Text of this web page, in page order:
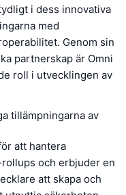
i dess innovativa
med
Genom sin
partnerskap är Omni
roll i utvecklingen av
tillämpningarna av
att hantera
och erbjuder en
att skapa och